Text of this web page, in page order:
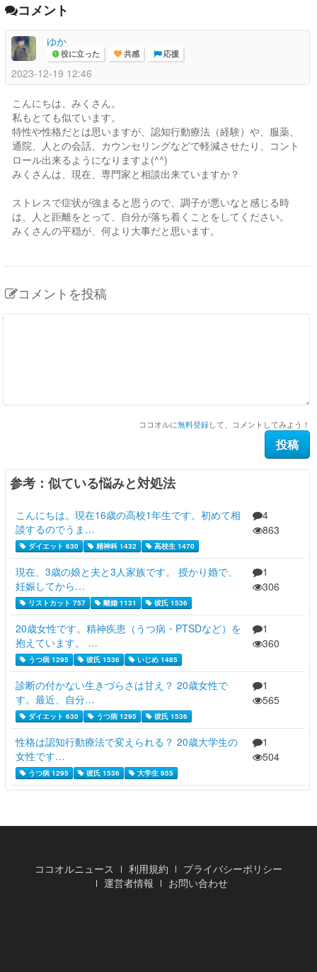
コメント
ゆか
役に立った 共感 応援
2023-12-19 12:46
こんにちは、みくさん。
私もとても似ています。
特性や性格だとは思いますが、認知行動療法（経験）や、服薬、
通院、人との会話、カウンセリングなどで軽減させたり、コント
ロール出来るようになりますよ(^^)
みくさんは、現在、専門家と相談出来ていますか？
ストレスで症状が強まると思うので、調子が悪いなと感じる時
は、人と距離をとって、自分が落ち着くことをしてください。
みくさんの平穏が、何より大事だと思います。
コメントを投稿
ココオルに無料登録して、コメントしてみよう！
参考：似ている悩みと対処法
こんにちは。現在16歳の高校1年生です。初めて相
談するのでうま…
ダイエット 630 精神科 1432 高校生 1470
4
863
現在、3歳の娘と夫と3人家族です。 授かり婚で、
妊娠してから…
リストカット 757 離婚 1131 彼氏 1536
1
306
20歳女性です。精神疾患（うつ病・PTSDなど）を
抱えています。 …
うつ病 1295 彼氏 1536 いじめ 1485
1
360
診断の付かない生きづらさは甘え？ 20歳女性で
す。最近、自分…
ダイエット 630 うつ病 1295 彼氏 1536
1
565
性格は認知行動療法で変えられる？ 20歳大学生の
女性です…
うつ病 1295 彼氏 1536 大学生 955
1
504
ココオルニュース 利用規約
プライバシーポリシー
運営者情報
お問い合わせ